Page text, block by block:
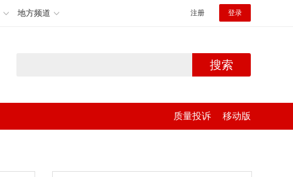
地方频道 注册 登录
搜索
质量投诉 移动版